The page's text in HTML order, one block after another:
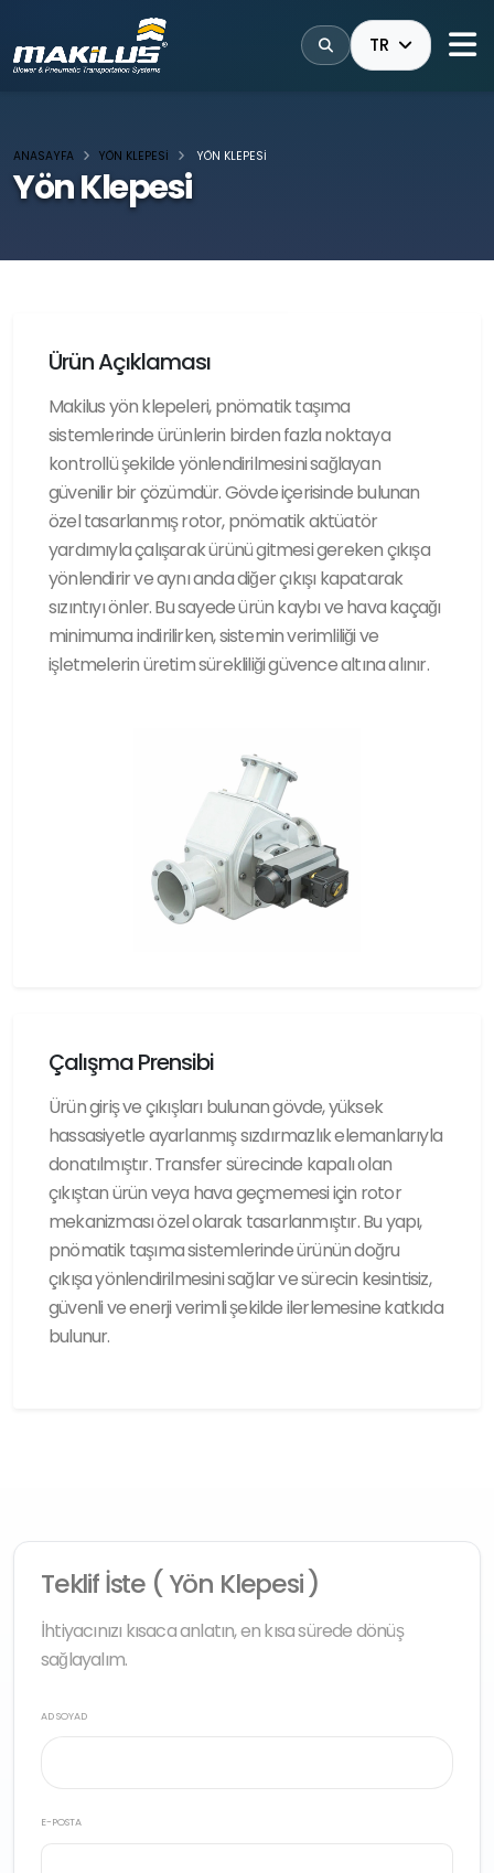
TR
Yön Klepesi
ANASAYFA YÖN KLEPESI YÖN KLEPESI
Ürün Açıklaması
Makilus yön klepeleri, pnömatik taşıma
sistemlerinde ürünlerin birden fazla noktaya
kontrollü şekilde yönlendirilmesini sağlayan
güvenilir bir çözümdür. Gövde içerisinde bulunan
özel tasarlanmış rotor, pnömatik aktüatör
yardımıyla çalışarak ürünü gitmesi gereken çıkışa
yönlendirir ve aynı anda diğer çıkışı kapatarak
sızıntıyı önler. Bu sayede ürün kaybı ve hava kaçağı
minimuma indirilirken, sistemin verimliliği ve
işletmelerin üretim sürekliliği güvence altına alınır.
Çalışma Prensibi
Ürün giriş ve çıkışları bulunan gövde, yüksek
hassasiyetle ayarlanmış sızdırmazlık elemanlarıyla
donatılmıştır. Transfer sürecinde kapalı olan
çıkıştan ürün veya hava geçmemesi için rotor
mekanizması özel olarak tasarlanmıştır. Bu yapı,
pnömatik taşıma sistemlerinde ürünün doğru
çıkışa yönlendirilmesini sağlar ve sürecin kesintisiz,
güvenli ve enerji verimli şekilde ilerlemesine katkıda
bulunur.
Teklif İste ( Yön Klepesi )
İhtiyacınızı kısaca anlatın, en kısa sürede dönüş
sağlayalım.
AD SOYAD
E-POSTA